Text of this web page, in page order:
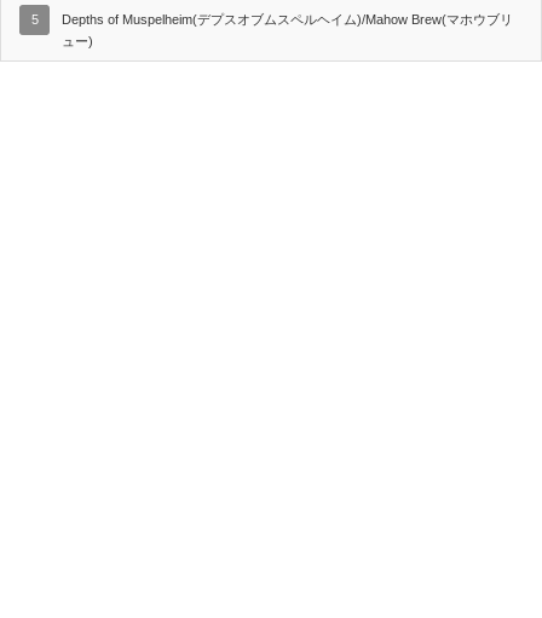
5
Depths of Muspelheim(デプスオブムスペルヘイム)/Mahow Brew(マホウブリ
ュー)